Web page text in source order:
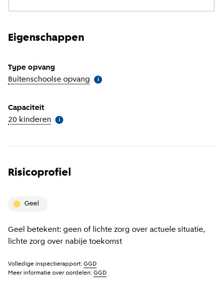
Eigenschappen
Type opvang
Buitenschoolse opvang Meer informatie
i
Capaciteit
20 kinderen Meer informatie
i
Risicoprofiel
geel
Geel betekent: geen of lichte zorg over actuele situatie,
lichte zorg over nabije toekomst
Volledige inspectierapport: GGD
Meer informatie over oordelen: GGD